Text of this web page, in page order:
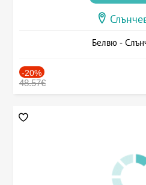
Белвю -
-20%
48.57€